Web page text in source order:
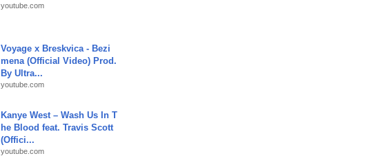
youtube.com
Voyage x Breskvica - Bezi
mena (Official Video) Prod.
By Ultra...
youtube.com
Kanye West – Wash Us In T
he Blood feat. Travis Scott
(Offici...
youtube.com